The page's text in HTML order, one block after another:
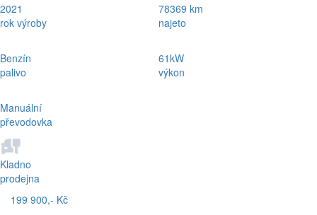
2021
rok výroby
Benzín
palivo
Manuální
převodovka
Kladno
prodejna
78369 km
najeto
61kW
výkon
199 900,- Kč